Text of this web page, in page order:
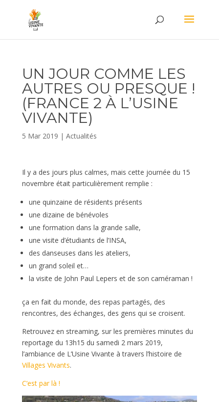
UN JOUR COMME LES
AUTRES OU PRESQUE !
(FRANCE 2 À L’USINE
VIVANTE)
5 Mar 2019 | Actualités
Il y a des jours plus calmes, mais cette journée du 15
novembre était particulièrement remplie :
une quinzaine de résidents présents
une dizaine de bénévoles
une formation dans la grande salle,
une visite d’étudiants de l’INSA,
des danseuses dans les ateliers,
un grand soleil et…
la visite de John Paul Lepers et de son caméraman !
ça en fait du monde, des repas partagés, des
rencontres, des échanges, des gens qui se croisent.
Retrouvez en streaming, sur les premières minutes du
reportage du 13h15 du samedi 2 mars 2019,
l’ambiance de L’Usine Vivante à travers l’histoire de
Villages Vivants.
C’est par là !